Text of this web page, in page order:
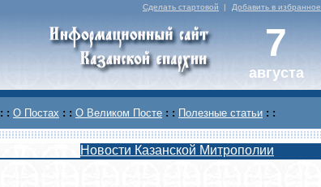
Сделать стартовой | Добавить в избранное
7
августа
: : О Постах : : О Великом Посте : : Полезные статьи : :
Новости Казанской Митрополии